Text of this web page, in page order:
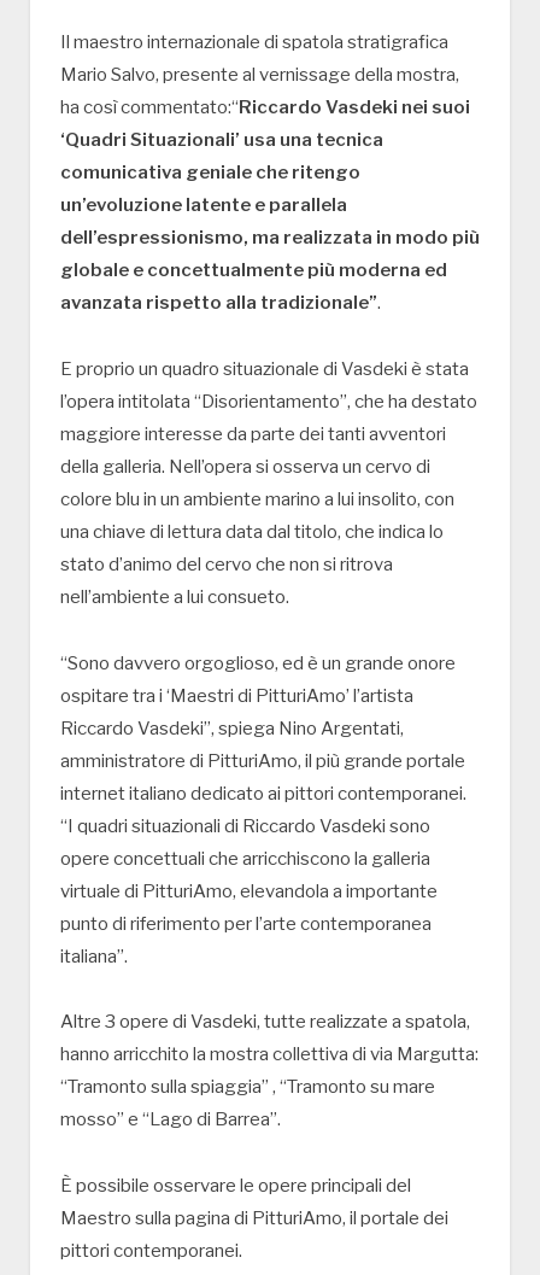
Il maestro internazionale di spatola stratigrafica
Mario Salvo, presente al vernissage della mostra,
ha così commentato:“Riccardo Vasdeki nei suoi
‘Quadri Situazionali’ usa una tecnica
comunicativa geniale che ritengo
un’evoluzione latente e parallela
dell’espressionismo, ma realizzata in modo più
globale e concettualmente più moderna ed
avanzata rispetto alla tradizionale”.
E proprio un quadro situazionale di Vasdeki è stata
l’opera intitolata “Disorientamento”, che ha destato
maggiore interesse da parte dei tanti avventori
della galleria. Nell’opera si osserva un cervo di
colore blu in un ambiente marino a lui insolito, con
una chiave di lettura data dal titolo, che indica lo
stato d’animo del cervo che non si ritrova
nell’ambiente a lui consueto.
“Sono davvero orgoglioso, ed è un grande onore
ospitare tra i ‘Maestri di PitturiAmo’ l’artista
Riccardo Vasdeki”, spiega Nino Argentati,
amministratore di PitturiAmo, il più grande portale
internet italiano dedicato ai pittori contemporanei.
“I quadri situazionali di Riccardo Vasdeki sono
opere concettuali che arricchiscono la galleria
virtuale di PitturiAmo, elevandola a importante
punto di riferimento per l’arte contemporanea
italiana”.
Altre 3 opere di Vasdeki, tutte realizzate a spatola,
hanno arricchito la mostra collettiva di via Margutta:
“Tramonto sulla spiaggia” , “Tramonto su mare
mosso” e “Lago di Barrea”.
È possibile osservare le opere principali del
Maestro sulla pagina di PitturiAmo, il portale dei
pittori contemporanei.